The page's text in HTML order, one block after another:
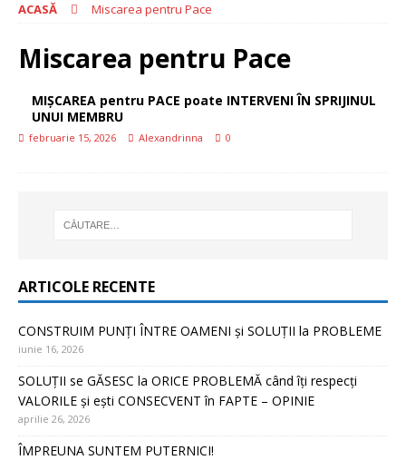
ACASĂ Miscarea pentru Pace
Miscarea pentru Pace
MIȘCAREA pentru PACE poate INTERVENI ÎN SPRIJINUL
UNUI MEMBRU
februarie 15, 2026 Alexandrinna 0
ARTICOLE RECENTE
CONSTRUIM PUNȚI ÎNTRE OAMENI și SOLUȚII la PROBLEME
iunie 16, 2026
SOLUȚII se GĂSESC la ORICE PROBLEMĂ când îți respecți
VALORILE și ești CONSECVENT în FAPTE – OPINIE
aprilie 26, 2026
ÎMPREUNA SUNTEM PUTERNICI!